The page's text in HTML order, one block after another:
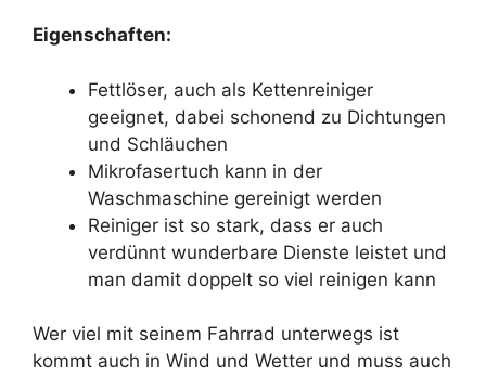
Eigenschaften:
Fettlöser, auch als Kettenreiniger
geeignet, dabei schonend zu Dichtungen
und Schläuchen
Mikrofasertuch kann in der
Waschmaschine gereinigt werden
Reiniger ist so stark, dass er auch
verdünnt wunderbare Dienste leistet und
man damit doppelt so viel reinigen kann
Wer viel mit seinem Fahrrad unterwegs ist
kommt auch in Wind und Wetter und muss auch